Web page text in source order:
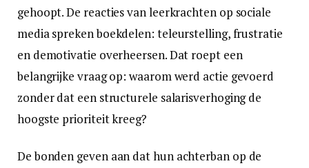
gehoopt. De reacties van leerkrachten op sociale
media spreken boekdelen: teleurstelling, frustratie
en demotivatie overheersen. Dat roept een
belangrijke vraag op: waarom werd actie gevoerd
zonder dat een structurele salarisverhoging de
hoogste prioriteit kreeg?
De bonden geven aan dat hun achterban op de